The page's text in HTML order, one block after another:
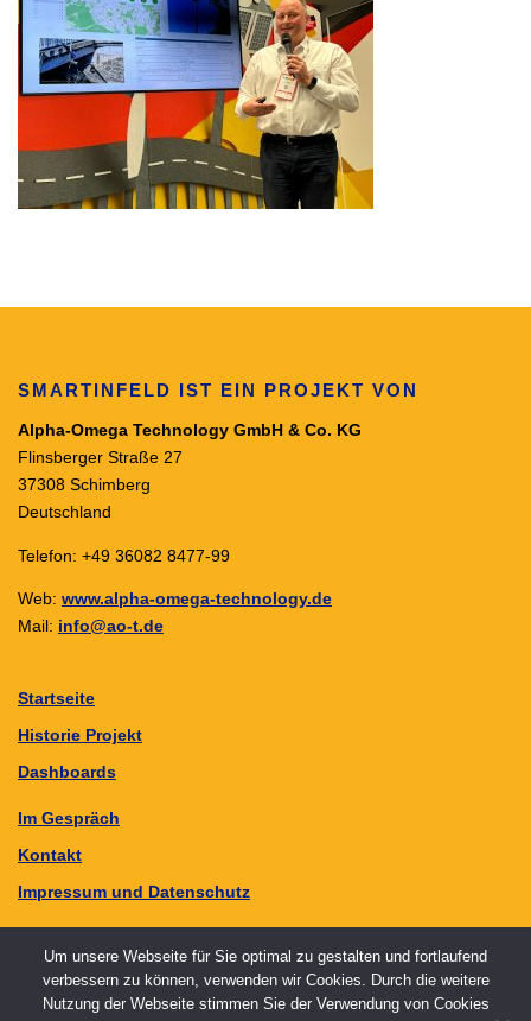
SMARTINFELD IST EIN PROJEKT VON
Alpha-Omega Technology GmbH & Co. KG
Flinsberger Straße 27
37308 Schimberg
Deutschland
Telefon: +49 36082 8477-99
Web: www.alpha-omega-technology.de
Mail: info@ao-t.de
Startseite
Historie Projekt
Dashboards
Im Gespräch
Kontakt
Impressum und Datenschutz
Um unsere Webseite für Sie optimal zu gestalten und fortlaufend
verbessern zu können, verwenden wir Cookies. Durch die weitere
Nutzung der Webseite stimmen Sie der Verwendung von Cookies